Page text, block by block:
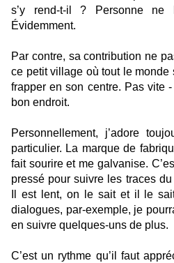
s’y rend-t-il ? Personne
Évidemment.
Par contre, sa contribution ne
ce petit village où tout le monde
frapper en son centre. Pas vite
bon endroit.
Personnellement, j’adore
particulier. La marque de
fait sourire et me galvanise.
pressé pour suivre les traces
Il est lent, on le sait et il le
dialogues, par-exemple, je
en suivre quelques-uns de plus.
C’est un rythme qu’il faut